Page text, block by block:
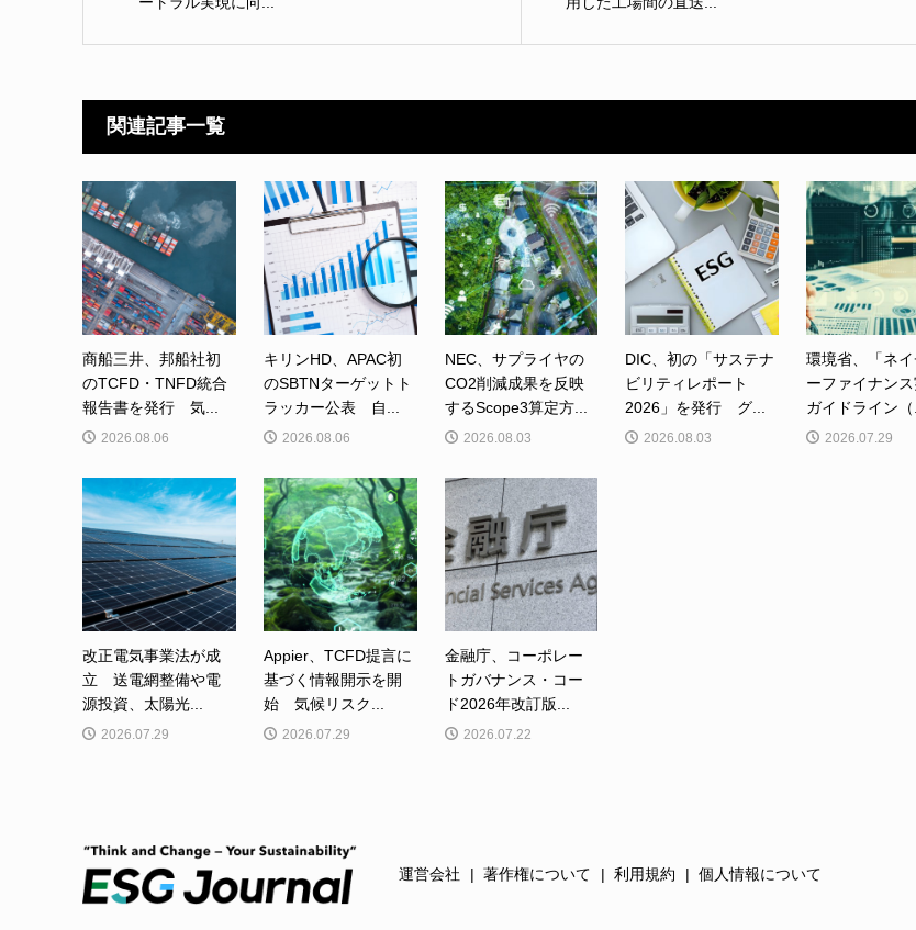
関連記事一覧
商船三井、邦船社初
のTCFD・TNFD統合
報告書を発行 気...
2026.08.06
キリンHD、APAC初
のSBTNターゲットト
ラッカー公表 自...
2026.08.06
NEC、サプライヤの
CO2削減成果を反映
するScope3算定方...
2026.08.03
DIC、初の「サステナ
ビリティレポート
2026」を発行 グ...
2026.08.03
環境省、「ネイ
ーファイナン
ガイドライン（
2026.07.29
改正電気事業法が成
立 送電網整備や電
源投資、太陽光...
2026.07.29
Appier、TCFD提言に
基づく情報開示を開
始 気候リスク...
2026.07.29
金融庁、コーポレー
トガバナンス・コー
ド2026年改訂版...
2026.07.22
運営会社 著作権について 利用規約 個人情報について